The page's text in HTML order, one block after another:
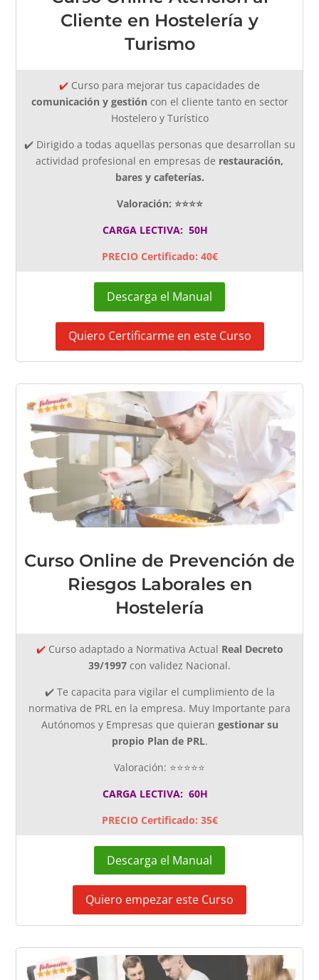
Cliente en Hostelería y
Turismo
✔️ Curso para mejorar tus capacidades de
comunicación y gestión con el cliente tanto en sector
Hostelero y Turístico
✔️ Dirigido a todas aquellas personas que desarrollan su
actividad profesional en empresas de restauración,
bares y cafeterías.
Valoración: ⭐⭐⭐⭐
CARGA LECTIVA: 50H
PRECIO Certificado: 40€
Descarga el Manual
Quiero Certificarme en este Curso
Curso Online de Prevención de
Riesgos Laborales en
Hostelería
✔️ Curso adaptado a Normativa Actual Real Decreto
39/1997 con validez Nacional.
✔️ Te capacita para vigilar el cumplimiento de la
normativa de PRL en la empresa. Muy Importante para
Autónomos y Empresas que quieran gestionar su
propio Plan de PRL.
Valoración: ⭐⭐⭐⭐⭐
CARGA LECTIVA: 60H
PRECIO Certificado: 35€
Descarga el Manual
Quiero empezar este Curso